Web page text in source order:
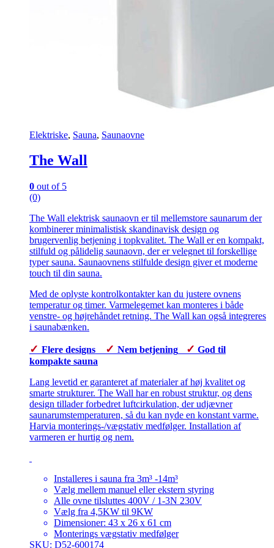
Elektriske, Sauna, Saunaovne
The Wall
0 out of 5
(0)
The Wall elektrisk saunaovn er til mellemstore saunarum der
kombinerer minimalistisk skandinavisk design og
brugervenlig betjening i topkvalitet. The Wall er en kompakt,
stilfuld og pålidelig saunaovn, der er velegnet til forskellige
typer sauna. Saunaovnens stilfulde design giver et moderne
touch til din sauna.
Med de oplyste kontrolkontakter kan du justere ovnens
temperatur og timer. Varmelegemet kan monteres i både
venstre- og højrehåndet retning. The Wall kan også integreres
i saunabænken.
✓ Flere designs ✓ Nem betjening ✓ God til
kompakte sauna
Lang levetid er garanteret af materialer af høj kvalitet og
smarte strukturer. The Wall har en robust struktur, og dens
design tillader forbedret luftcirkulation, der udjævner
saunarumstemperaturen, så du kan nyde en konstant varme.
Harvia monterings-/vægstativ medfølger. Installation af
varmeren er hurtig og nem.
Installeres i sauna fra 3m³ -14m³
Vælg mellem manuel eller ekstern styring
Alle ovne tilsluttes 400V / 1-3N 230V
Vælg fra 4,5KW til 9KW
Dimensioner: 43 x 26 x 61 cm
Monterings vægstativ medfølger
SKU: D52-600174